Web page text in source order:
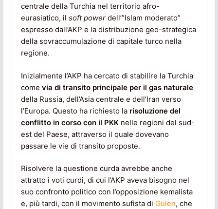
centrale della Turchia nel territorio afro-
eurasiatico, il soft powerdell’”Islam moderato”
espresso dall’AKP e la distribuzione geo-strategica
della sovraccumulazione di capitale turco nella
regione.
Inizialmente l’AKP ha cercato di stabilire la Turchia
come via di transito principale per il gas naturale
della Russia, dell’Asia centrale e dell’Iran verso
l’Europa. Questo ha richiesto la risoluzione del
conflitto in corso con il PKKnelle regioni del sud-
est del Paese, attraverso il quale dovevano
passare le vie di transito proposte.
Risolvere la questione curda avrebbe anche
attratto i voti curdi, di cui l’AKP aveva bisogno nel
suo confronto politico con l’opposizione kemalista
e, più tardi, con il movimento sufista di Gülen, che